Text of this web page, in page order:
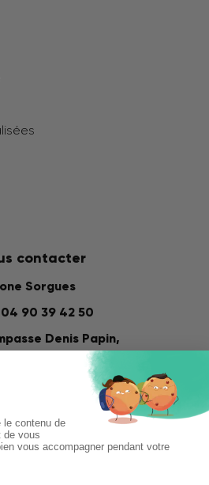
contacter
Sorgues
04 90 39 42 50
Denis Papin,
ZI du Fournalet
84700 SORGUES
03 56 57 57 60
de la Commanderie,